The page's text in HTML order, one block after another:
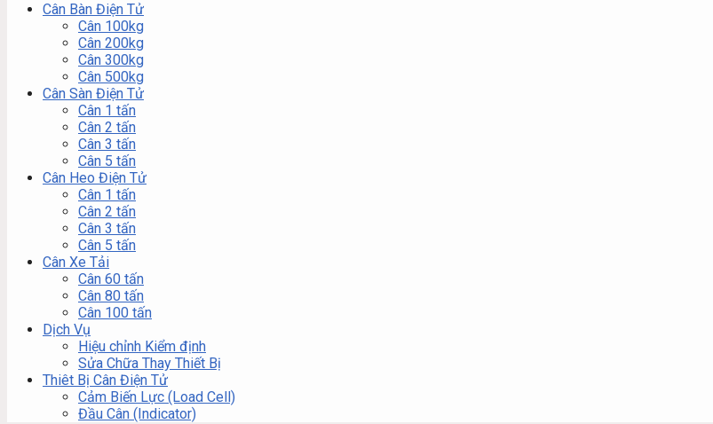
Cân Bàn Điện Tử
Cân 100kg
Cân 200kg
Cân 300kg
Cân 500kg
Cân Sàn Điện Tử
Cân 1 tấn
Cân 2 tấn
Cân 3 tấn
Cân 5 tấn
Cân Heo Điện Tử
Cân 1 tấn
Cân 2 tấn
Cân 3 tấn
Cân 5 tấn
Cân Xe Tải
Cân 60 tấn
Cân 80 tấn
Cân 100 tấn
Dịch Vụ
Hiệu chỉnh Kiểm định
Sửa Chữa Thay Thiết Bị
Thiêt Bị Cân Điện Tử
Cảm Biến Lực (Load Cell)
Đầu Cân (Indicator)